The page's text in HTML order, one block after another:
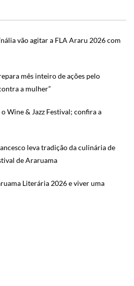
vão agitar a FLA Araru 2026 com
mês inteiro de ações pelo
a mulher”
Wine & Jazz Festival; confira a
leva tradição da culinária de
de Araruama
Literária 2026 e viver uma